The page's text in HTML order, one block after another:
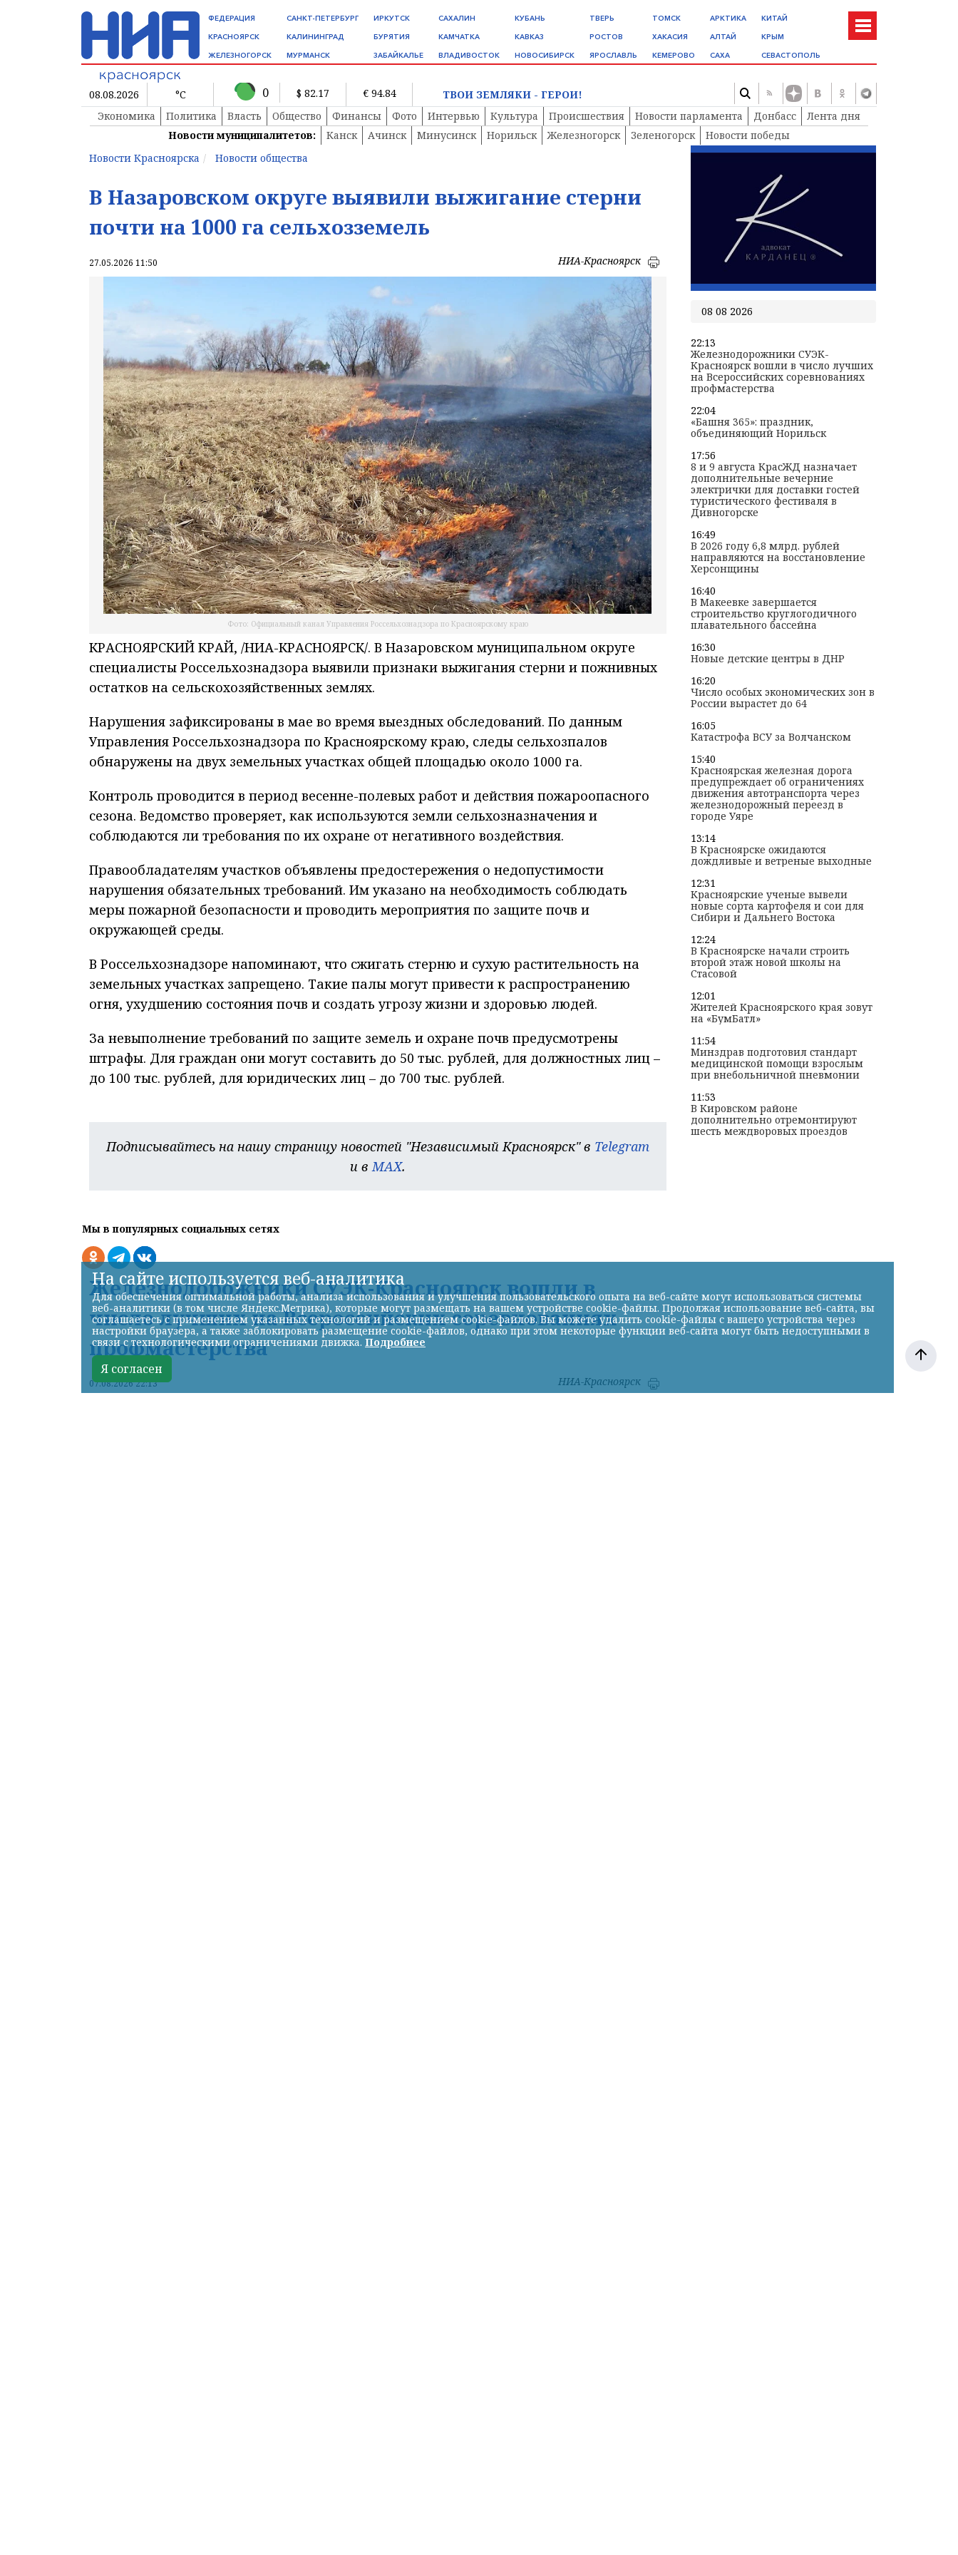
ФЕДЕРАЦИЯ
КРАСНОЯРСК
ЖЕЛЕЗНОГОРСК
САНКТ-ПЕТЕРБУРГ
КАЛИНИНГРАД
МУРМАНСК
ИРКУТСК
БУРЯТИЯ
ЗАБАЙКАЛЬЕ
САХАЛИН
КАМЧАТКА
ВЛАДИВОСТОК
КУБАНЬ
КАВКАЗ
НОВОСИБИРСК
ТВЕРЬ
РОСТОВ
ЯРОСЛАВЛЬ
ТОМСК
ХАКАСИЯ
КЕМЕРОВО
АРКТИКА
АЛТАЙ
САХА
КИТАЙ
КРЫМ
СЕВАСТОПОЛЬ
08.08.2026 °C 0 $ 82.17 € 94.84
ТВОИ ЗЕМЛЯКИ - ГЕРОИ!
Экономика
Политика Власть Общество Финансы Фото Интервью Культура Происшествия Новости парламента Донбасс
Лента дня
Новости муниципалитетов:
Канск Ачинск Минусинск Норильск Железногорск Зеленогорск
Новости победы
Новости Красноярска
Новости общества
В Назаровском округе выявили выжигание стерни
почти на 1000 га сельхозземель
27.05.2026 11:50 НИА-Красноярск
Фото: Официальный канал Управления Россельхознадзора по Красноярскому краю
КРАСНОЯРСКИЙ КРАЙ, /НИА-КРАСНОЯРСК/. В Назаровском муниципальном округе
специалисты Россельхознадзора выявили признаки выжигания стерни и пожнивных
остатков на сельскохозяйственных землях.
Нарушения зафиксированы в мае во время выездных обследований. По данным
Управления Россельхознадзора по Красноярскому краю, следы сельхозпалов
обнаружены на двух земельных участках общей площадью около 1000 га.
Контроль проводится в период весенне-полевых работ и действия пожароопасного
сезона. Ведомство проверяет, как используются земли сельхозназначения и
соблюдаются ли требования по их охране от негативного воздействия.
Правообладателям участков объявлены предостережения о недопустимости
нарушения обязательных требований. Им указано на необходимость соблюдать
меры пожарной безопасности и проводить мероприятия по защите почв и
окружающей среды.
В Россельхознадзоре напоминают, что сжигать стерню и сухую растительность на
земельных участках запрещено. Такие палы могут привести к распространению
огня, ухудшению состояния почв и создать угрозу жизни и здоровью людей.
За невыполнение требований по защите земель и охране почв предусмотрены
штрафы. Для граждан они могут составить до 50 тыс. рублей, для должностных лиц –
до 100 тыс. рублей, для юридических лиц – до 700 тыс. рублей.
Подписывайтесь на нашу страницу новостей "Независимый Красноярск" в Telegram
и вMAX.
Мы в популярных социальных сетях
Железнодорожники СУЭК-Красноярск вошли в
число лучших на Всероссийских соревнованиях
профмастерства
07.08.2026 22:13 НИА-Красноярск
08 08 2026
22:13
Железнодорожники СУЭК-
Красноярск вошли в число лучших
на Всероссийских соревнованиях
профмастерства
22:04
«Башня 365»: праздник,
объединяющий Норильск
17:56
8 и 9 августа КрасЖД назначает
дополнительные вечерние
электрички для доставки гостей
туристического фестиваля в
Дивногорске
16:49
В 2026 году 6,8 млрд. рублей
направляются на восстановление
Херсонщины
16:40
В Макеевке завершается
строительство круглогодичного
плавательного бассейна
16:30
Новые детские центры в ДНР
16:20
Число особых экономических зон в
России вырастет до 64
16:05
Катастрофа ВСУ за Волчанском
15:40
Красноярская железная дорога
предупреждает об ограничениях
движения автотранспорта через
железнодорожный переезд в
городе Уяре
13:14
В Красноярске ожидаются
дождливые и ветреные выходные
12:31
Красноярские ученые вывели
новые сорта картофеля и сои для
Сибири и Дальнего Востока
12:24
В Красноярске начали строить
второй этаж новой школы на
Стасовой
12:01
Жителей Красноярского края зовут
на «БумБатл»
11:54
Минздрав подготовил стандарт
медицинской помощи взрослым
при внебольничной пневмонии
11:53
В Кировском районе
дополнительно отремонтируют
шесть междворовых проездов
На сайте используется веб-аналитика
Для обеспечения оптимальной работы, анализа использования и улучшения пользовательского опыта на веб-сайте могут использоваться системы
веб-аналитики (в том числе Яндекс.Метрика), которые могут размещать на вашем устройстве cookie-файлы. Продолжая использование веб-сайта, вы
соглашаетесь с применением указанных технологий и размещением cookie-файлов. Вы можете удалить cookie-файлы с вашего устройства через
настройки браузера, а также заблокировать размещение cookie-файлов, однако при этом некоторые функции веб-сайта могут быть недоступными в
связи с технологическими ограничениями движка. Подробнее
Я согласен